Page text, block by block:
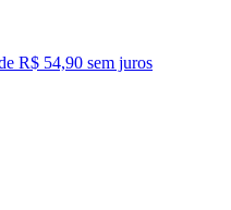
R$ 54,90 sem juros